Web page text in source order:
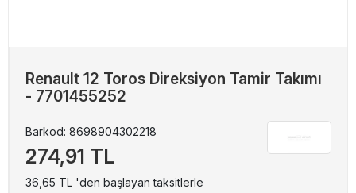
Renault 12 Toros Direksiyon Tamir Takımı
- 7701455252
Barkod: 8698904302218
274,91 TL
36,65 TL 'den başlayan taksitlerle